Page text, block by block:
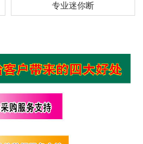
专业迷你断